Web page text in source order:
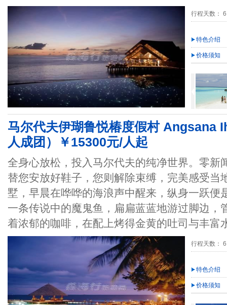
行程天数：
特色介绍
价格须知
马尔代夫伊瑚鲁悦椿度假村 Angsana
人成团）￥15300元/人起
全身心放松，投入马尔代夫的纯净世界。零新
替您安放好鞋子，您则解除束缚，完美感受当
墅，早晨在哗哗的海浪声中醒来，纵身一跃便
一条传说中的魔鬼鱼，扁扁蓝蓝地游过脚边，
着浓郁的咖啡，在配上烤得金黄的吐司与丰富
行程天数：
特色介绍
价格须知